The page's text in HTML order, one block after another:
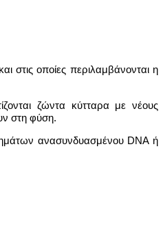
στις οποίες περιλαμβάνονται η
ζώντα κύτταρα με νέους
στη φύση.
ανασυνδυασμένου DNA ή